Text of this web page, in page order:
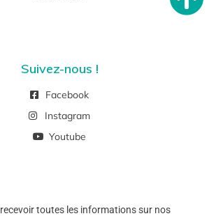
Suivez-nous !
Facebook
Instagram
Youtube
toutes les informations sur nos